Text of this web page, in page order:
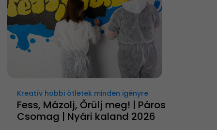
Kreatív hobbi ötletek minden igényre
Fess, Mázolj, Őrülj meg! | Páros
Csomag | Nyári kaland 2026